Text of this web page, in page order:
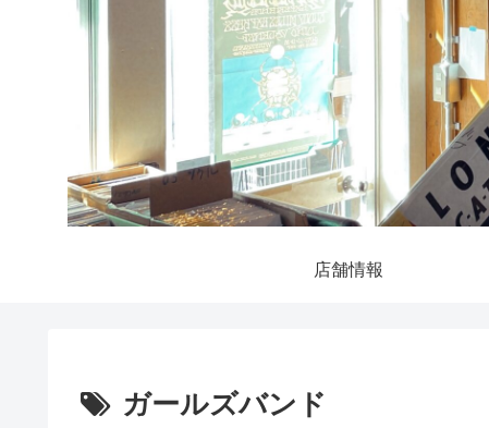
店舗情報
ガールズバンド